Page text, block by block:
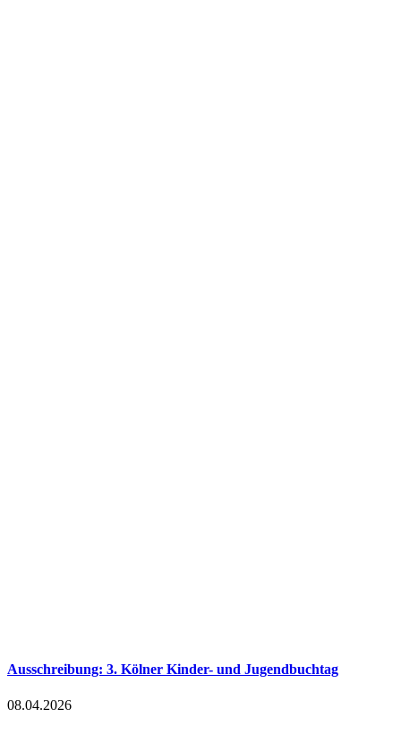
Ausschreibung: 3. Kölner Kinder- und Jugendbuchtag
08.04.2026